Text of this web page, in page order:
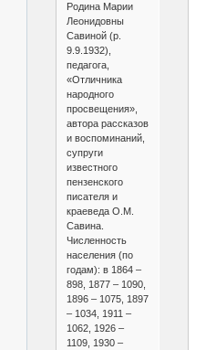
Родина Марии
Леонидовны
Савиной (р.
9.9.1932),
педагога,
«Отличника
народного
просвещения»,
автора рассказов
и воспоминаний,
супруги
известного
пензенского
писателя и
краеведа О.М.
Савина.
Численность
населения (по
годам): в 1864 –
898, 1877 – 1090,
1896 – 1075, 1897
– 1034, 1911 –
1062, 1926 –
1109, 1930 –